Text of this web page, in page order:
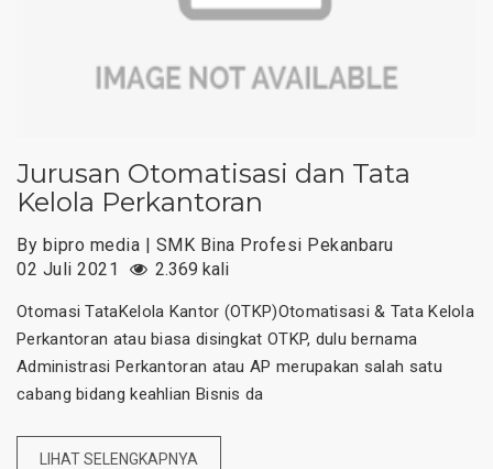
Jurusan Otomatisasi dan Tata
Kelola Perkantoran
By bipro media | SMK Bina Profesi Pekanbaru
02 Juli 2021
2.369 kali
Otomasi TataKelola Kantor (OTKP)Otomatisasi & Tata Kelola
Perkantoran atau biasa disingkat OTKP, dulu bernama
Administrasi Perkantoran atau AP merupakan salah satu
cabang bidang keahlian Bisnis da
LIHAT SELENGKAPNYA